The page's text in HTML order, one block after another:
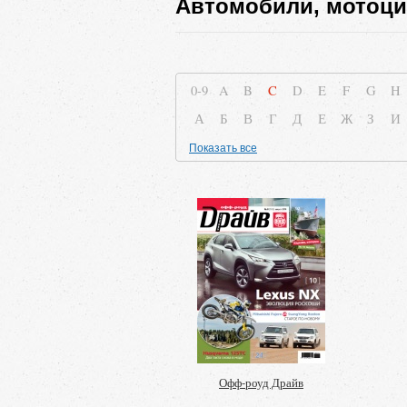
Автомобили,
0-9 A B C D E F G
H
А
Б В Г Д Е Ж З И
Показать все
Офф-роуд Драйв